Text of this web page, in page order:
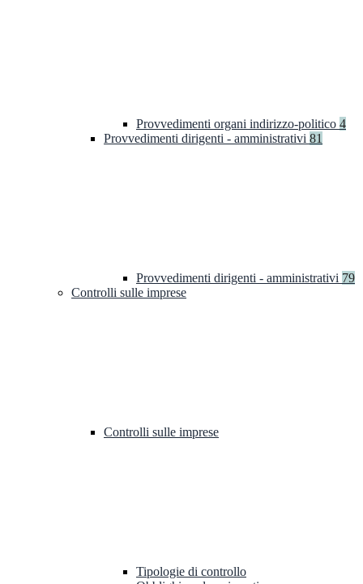
Provvedimenti organi indirizzo-politico 4
Provvedimenti dirigenti - amministrativi 81
Provvedimenti dirigenti - amministrativi 79
Controlli sulle imprese
Controlli sulle imprese
Tipologie di controllo